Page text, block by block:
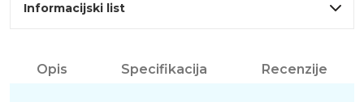
Informacijski list
Opis Specifikacija Recenzije